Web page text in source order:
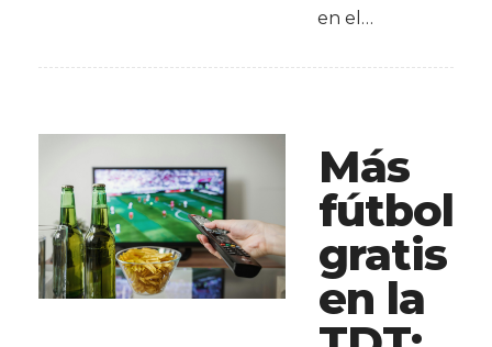
en el…
Más
fútbol
gratis
en la